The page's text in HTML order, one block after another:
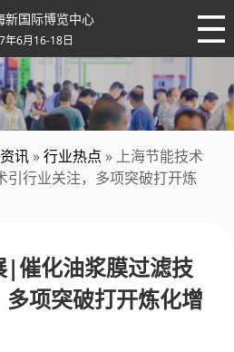
新国际博览中心
年6月16-18日
讯 »行业热点 » 上海节能技术
行业关注，多项突破打开炼
|催化油浆膜过滤技
项突破打开炼化增